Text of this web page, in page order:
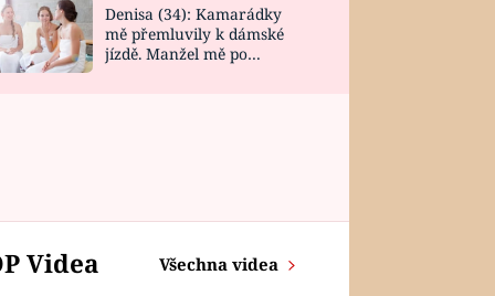
Denisa (34): Kamarádky
mě přemluvily k dámské
jízdě. Manžel mě po
Videa Všechna videa